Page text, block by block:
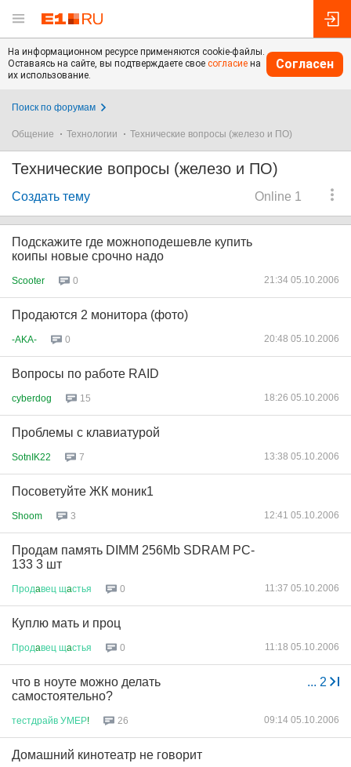
На информационном ресурсе применяются cookie-файлы.
Оставаясь на сайте, вы подтверждаете свое согласие на
их использование.
Согласен
Поиск по форумам
Общение Технологии Технические вопросы (железо и ПО)
Технические вопросы (железо и ПО)
Online 1
Создать тему
Подскажите где можноподешевле купить
коипы новые срочно надо
Scooter 0 21:34 05.10.2006
Продаются 2 монитора (фото)
-AKA- 0 20:48 05.10.2006
Вопросы по работе RAID
cyberdog 15 18:26 05.10.2006
Проблемы с клавиатурой
SotnIK22 7 13:38 05.10.2006
Посоветуйте ЖК моник1
Shoom 3 12:41 05.10.2006
Продам память DIMM 256Mb SDRAM PC-
133 3 шт
Продaвец щaстья 0 11:37 05.10.2006
Куплю мать и проц
Продaвец щaстья 0 11:18 05.10.2006
... 2
что в ноуте можно делать
самостоятельно?
тестдрайв УМЕР! 26 09:14 05.10.2006
Домашний кинотеатр не говорит